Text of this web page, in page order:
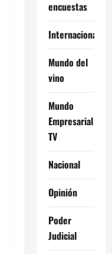
encuestas
Internacional
Mundo del
vino
Mundo
Empresarial
TV
Nacional
Opinión
Poder
Judicial